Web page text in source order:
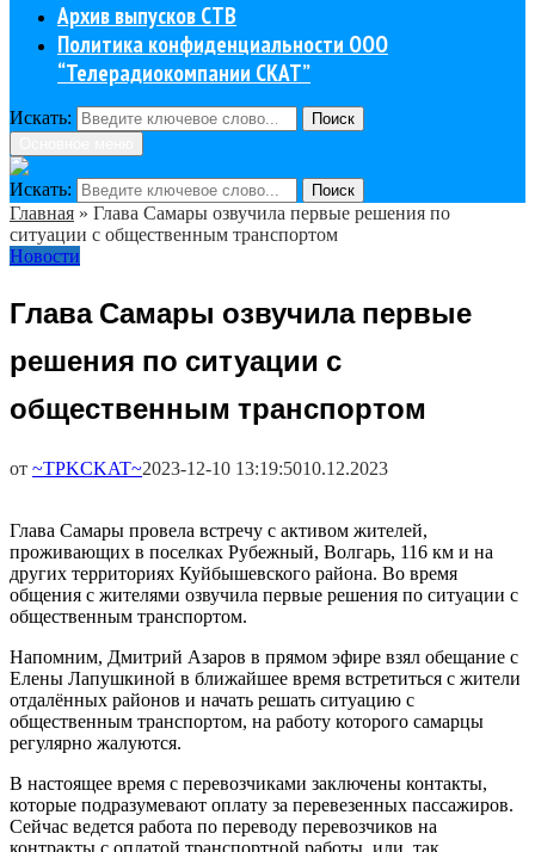
Архив выпусков СТВ
Политика конфиденциальности ООО
“Телерадиокомпании СКАТ”
Искать:
Поиск
Искать: Поиск
Главная » Глава Самары озвучила первые решения по
ситуации с общественным транспортом
Новости
Глава Самары озвучила первые
решения по ситуации с
общественным транспортом
от ~TPKCKAT~2023-12-10 13:19:5010.12.2023
Глава Самары провела встречу с активом жителей,
проживающих в поселках Рубежный, Волгарь, 116 км и на
других территориях Куйбышевского района. Во время
общения с жителями озвучила первые решения по ситуации с
общественным транспортом.
Напомним, Дмитрий Азаров в прямом эфире взял обещание с
Елены Лапушкиной в ближайшее время встретиться с жители
отдалённых районов и начать решать ситуацию с
общественным транспортом, на работу которого самарцы
регулярно жалуются.
В настоящее время с перевозчиками заключены контакты,
которые подразумевают оплату за перевезенных пассажиров.
Сейчас ведется работа по переводу перевозчиков на